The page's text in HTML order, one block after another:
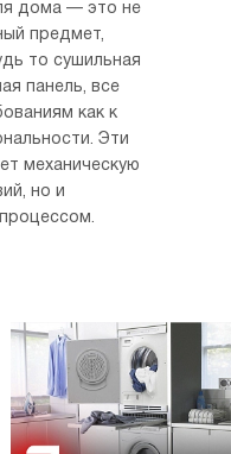
дома — это не
предмет,
то сушильная
панель, все
как к
Эти
механическую
но и